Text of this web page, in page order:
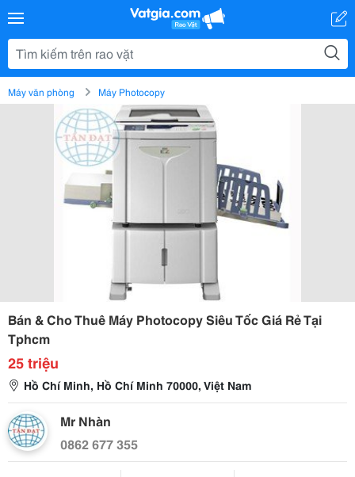
Máy văn phòng Máy Photocopy
Bán & Cho Thuê Máy Photocopy Siêu Tốc Giá Rẻ Tại
Tphcm
25 triệu
Hồ Chí Minh, Hồ Chí Minh 70000, Việt Nam
Mr Nhàn
0862 677 355